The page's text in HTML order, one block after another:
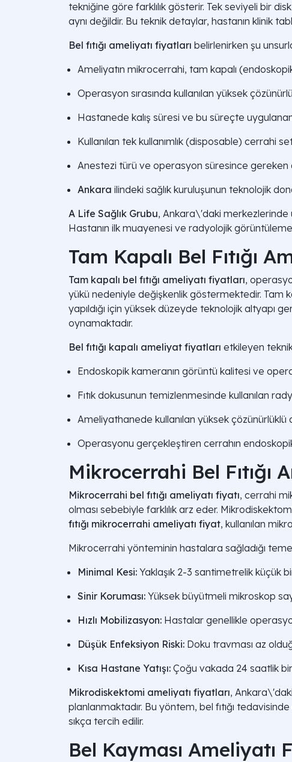
tekniğine göre farklılık gösterir. Tek seviyeli bir
aynı değildir. Bu teknik detaylar, hastanın klinik
Bel fıtığı ameliyatı fiyatları belirlenirken şu
Ameliyatın mikrocerrahi, tam kapalı
Operasyon sırasında kullanılan yüksek
Hastanede kalış süresi ve bu süreçte
Kullanılan tek kullanımlık (disposable) cerrahi
Anestezi türü ve operasyon süresince gereken
Ankara ilindeki sağlık kuruluşunun teknolojik
A Life Sağlık Grubu, Ankara\'daki merkezlerinde
Hastanın ilk muayenesi ve radyolojik
Tam Kapalı Bel Fıtığı
Tam kapalı bel fıtığı ameliyatı fiyatları,
yükü nedeniyle değişkenlik göstermektedir. Tam
yapıldığı için yüksek düzeyde teknolojik altyapı
oynamaktadır.
Bel fıtığı kapalı ameliyat fiyatları etkileyen
Endoskopik kameranın görüntü kalitesi ve
Fıtık dokusunun temizlenmesinde kullanılan
Ameliyathanede kullanılan yüksek
Operasyonu gerçekleştiren cerrahın
Mikrocerrahi Bel Fıtığı
Mikrocerrahi bel fıtığı ameliyatı fiyatı, cerrahi
olması sebebiyle farklılık arz eder.
fıtığı mikrocerrahi ameliyatı fiyat, kullanılan
Mikrocerrahi yönteminin hastalara sağladığı
Minimal Kesi: Yaklaşık 2-3 santimetrelik küçük
Sinir Koruması: Yüksek büyütmeli mikroskop
Hızlı Mobilizasyon: Hastalar genellikle
Düşük Enfeksiyon Riski: Doku travması az
Kısa Hastane Yatışı: Çoğu vakada 24 saatlik
Mikrodiskektomi ameliyatı fiyatları,
planlanmaktadır. Bu yöntem, bel fıtığı
sıkça tercih edilir.
Bel Kayması Ameliyatı